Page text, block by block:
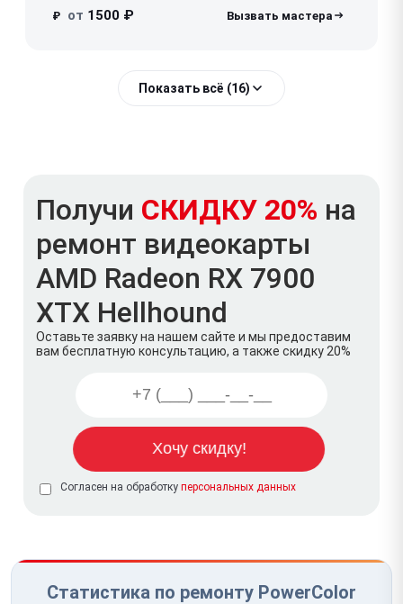
₽ от 1500 ₽
Показать всё (16)
Получи СКИДКУ 20% на
ремонт видеокарты
AMD Radeon RX 7900
XTX Hellhound
Оставьте заявку на нашем сайте и мы предоставим
вам бесплатную консультацию, а также скидку 20%
Согласен на обработку персональных данных
Статистика по ремонту PowerColor